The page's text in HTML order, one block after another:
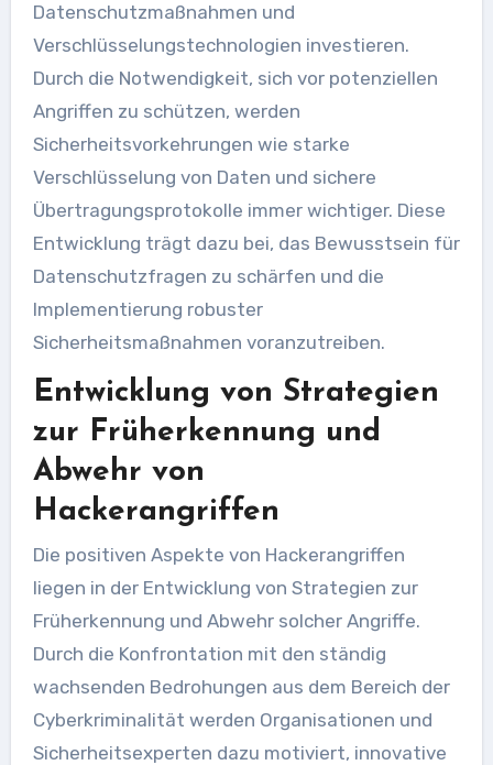
Datenschutzmaßnahmen und
Verschlüsselungstechnologien investieren.
Durch die Notwendigkeit, sich vor potenziellen
Angriffen zu schützen, werden
Sicherheitsvorkehrungen wie starke
Verschlüsselung von Daten und sichere
Übertragungsprotokolle immer wichtiger. Diese
Entwicklung trägt dazu bei, das Bewusstsein für
Datenschutzfragen zu schärfen und die
Implementierung robuster
Sicherheitsmaßnahmen voranzutreiben.
Entwicklung von Strategien
zur Früherkennung und
Abwehr von
Hackerangriffen
Die positiven Aspekte von Hackerangriffen
liegen in der Entwicklung von Strategien zur
Früherkennung und Abwehr solcher Angriffe.
Durch die Konfrontation mit den ständig
wachsenden Bedrohungen aus dem Bereich der
Cyberkriminalität werden Organisationen und
Sicherheitsexperten dazu motiviert, innovative